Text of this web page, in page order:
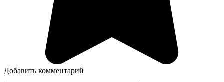
Добавить комментарий